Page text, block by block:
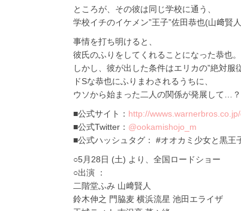
ところが、その彼は同じ学校に通う、
学校イチのイケメン”王子”佐田恭也(山﨑賢
事情を打ち明けると、
彼氏のふりをしてくれることになった恭也。
しかし、彼が出した条件はエリカの”絶対服従
ドSな恭也にふりまわされるうちに、
ウソから始まった二人の関係が発展して…？
■公式サイト： http://
■公式Twitter： @ookamishojo_m
■公式ハッシュタグ： #オオカミ少女と黒王
○5月28日 (土) より、全国ロードショー
○出演 ：
二階堂ふみ 山﨑賢人
鈴木伸之 門脇麦 横浜流星 池田エライザ